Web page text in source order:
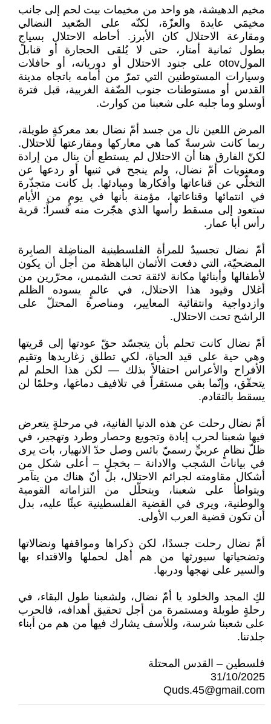
مخيم الدهيشة، هو واحد من مخيمات بيت لحم إلى جانب
مخيمَي عايدة والعزّة، لكنّه على الصّعيد النضالي
ومقارعة الاحتلال كان الأبرز. أحاطه الاحتلال بسياجٍ
بطول ثمانية أمتار، حتى لا يُلقى الحجارة أو قنابل
المولotov على جنود الاحتلال أو دورياته، أو حافلات
وسيارات المستوطنين التي تمرّ من أمامه باتجاه مدينة
القدس أو مستوطنات جنوب الضّفة الغربية، قبل فترة
أوسلو وما جلبه على شعبنا من كوارث.
المرض اللعين نال من جسد أمّ نضال بعد معركةٍ طويلة،
ربما كانت شرسةً كما هي معاركها ومقارعتها للاحتلال.
لكنّ الفارق هنا أن الاحتلال لم يستطع أن ينال من إرادة
ومعنويات أمّ نضال، ولم ينجح في ثنيها أو ردعها عن
التخلّي عن قناعاتها وأفكارها ومبادئها. بل كانت متجذّرة
في انتمائها وقناعاتها، مؤمنة بأنها في يومٍ من الأيام
ستعود إلى مسقط رأسها الذي هجّرت منه قسراً: قرية
رأس أبا عمار.
أمّ نضال تجسيدٌ للمرأة الفلسطينية المناضِلة الصابِرة
المضحيّة، التي دفعت الأثمان الباهظة من أجل أن يكون
لأطفالها وأبنائها مكانة لائقة تحت الشمس، محرّرين من
أغلال وقيود هذا الاحتلال، في عالمٍ يسوده الظلم
وازدواجية وانتقائية المعايير، ومناصرة المحتلّ على
الراشح تحت الاحتلال.
أمّ نضال كانت تحلم بأن يتجسّد حقّ عودتها إلى قريتها
وهي حية على قيد الحياة، لكي تطلق زغاريدها وتقيم
الأفراح والأعراس احتفالاً بذلك — لكن هذا الحلم لم
يتحقّق، وإنّما بقي مستقراً في تلافيف دماغها، وحلمًا لن
يسقط بالتقادم.
أمّ نضال رحلت عن هذه الدنيا الفانية، في مرحلةٍ يتعرض
فيها شعبنا لحرب إبادة وتجويع وحصار وطرد وتهجير، في
ظلّ نظامٍ عربيٍّ رسميّ بائس وصل حدّ الانهيار، بات يرى
في بيانات الشجب والادانة – بخجلٍ – أعلى شكل من
أشكال مقاومته لجرائم الاحتلال، بل أنّ هناك من يتآمر
ويتواطأ على شعبنا، ويتحلّل من التزاماته القومية
والوطنية، ويرى في القضية الفلسطينية عبئًا عليه، بدل
أن تكون قضية العرب الأولى.
أمّ نضال رحلت جسدًا، لكن ذكراها ومواقفها ونضالاتها
وتضحياتها سيورثها من هم أهل لحملها والاقتداء بها
والسير على نهجها ودربها.
لكِ المجد والخلود يا أمّ نضال، ولشعبنا طول البقاء، في
رحلةٍ طويلة ومستمرة من أجل تحقيق أهدافه، فالحرب
على شعبنا شرسة، وللأسف يشارك فيها من هم من أبناء
جلدتنا.
فلسطين – القدس المحتلة
31/10/2025
Quds.45@gmail.com